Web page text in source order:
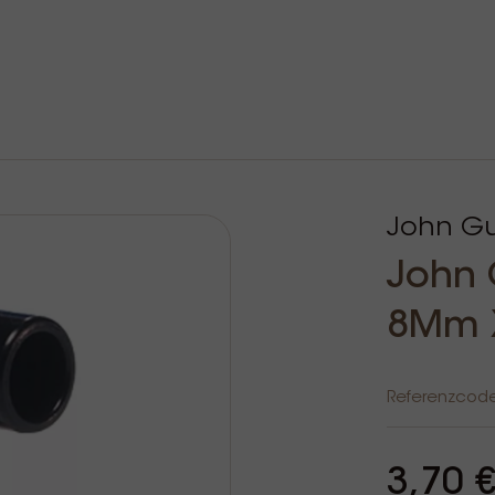
John
John
8Mm
3,70